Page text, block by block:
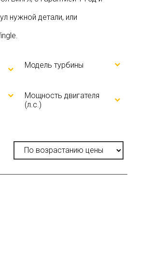
нужной детали, или
Модель турбины
Мощность двигателя
(л.с.)